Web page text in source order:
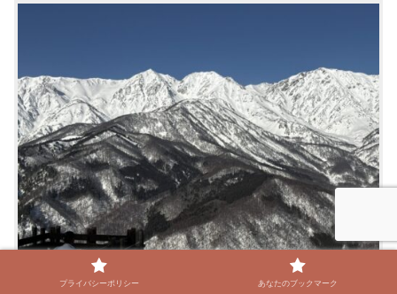
プライバシーポリシー あなたのブックマーク